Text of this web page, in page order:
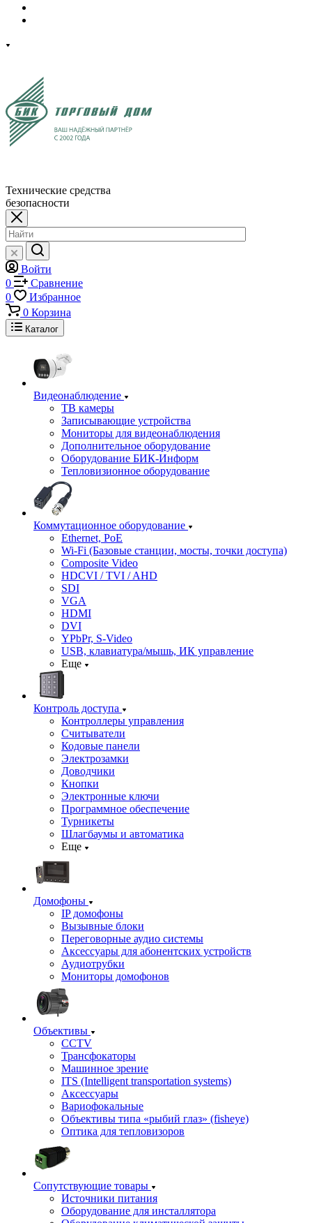
Технические средства
безопасности
Войти
0
Сравнение
0
Избранное
0 Корзина
Каталог
Видеонаблюдение
ТВ камеры
Записывающие устройства
Мониторы для видеонаблюдения
Дополнительное оборудование
Оборудование БИК-Информ
Тепловизионное оборудование
Коммутационное оборудование
Ethernet, PoE
Wi-Fi (Базовые станции, мосты, точки доступа)
Composite Video
HDCVI / TVI / AHD
SDI
VGA
HDMI
DVI
YPbPr, S-Video
USB, клавиатура/мышь, ИК управление
Еще
Контроль доступа
Контроллеры управления
Считыватели
Кодовые панели
Электрозамки
Доводчики
Кнопки
Электронные ключи
Программное обеспечение
Турникеты
Шлагбаумы и автоматика
Еще
Домофоны
IP домофоны
Вызывные блоки
Переговорные аудио системы
Аксессуары для абонентских устройств
Аудиотрубки
Мониторы домофонов
Объективы
CCTV
Трансфокаторы
Машинное зрение
ITS (Intelligent transportation systems)
Аксессуары
Вариофокальные
Объективы типа «рыбий глаз» (fisheye)
Оптика для тепловизоров
Сопутствующие товары
Источники питания
Оборудование для инсталлятора